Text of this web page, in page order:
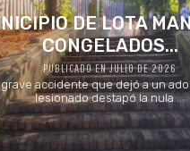
DE LOTA
CONGELADOS...
PUBLICADO EN JULIO DE 2026
grave accidente que dejó a un
lesionado destapó la nula ...